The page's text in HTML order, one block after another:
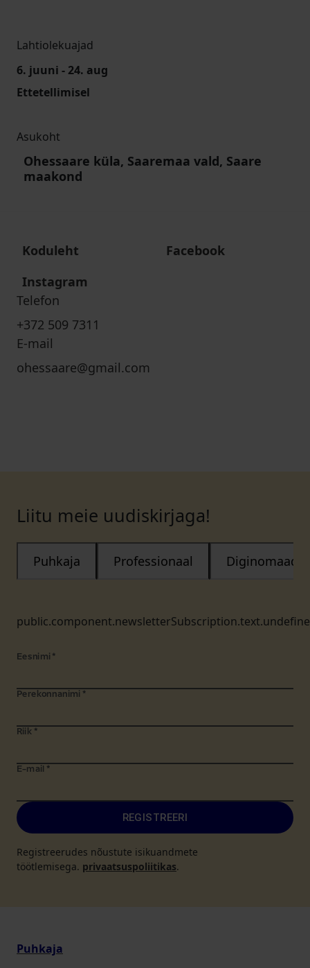
Lahtiolekuajad
6. juuni - 24. aug
Ettetellimisel
Asukoht
Ohessaare küla, Saaremaa vald, Saare
maakond
Koduleht
Facebook
Instagram
Telefon
+372 509 7311
E-mail
ohessaare@gmail.com
Liitu meie uudiskirjaga!
Puhkaja Professionaal Diginomaad
Eesnimi *
Perekonnanimi *
Riik *
E-mail *
REGISTREERI
Registreerudes nõustute isikuandmete
töötlemisega. privaatsuspoliitikas.
Puhkaja